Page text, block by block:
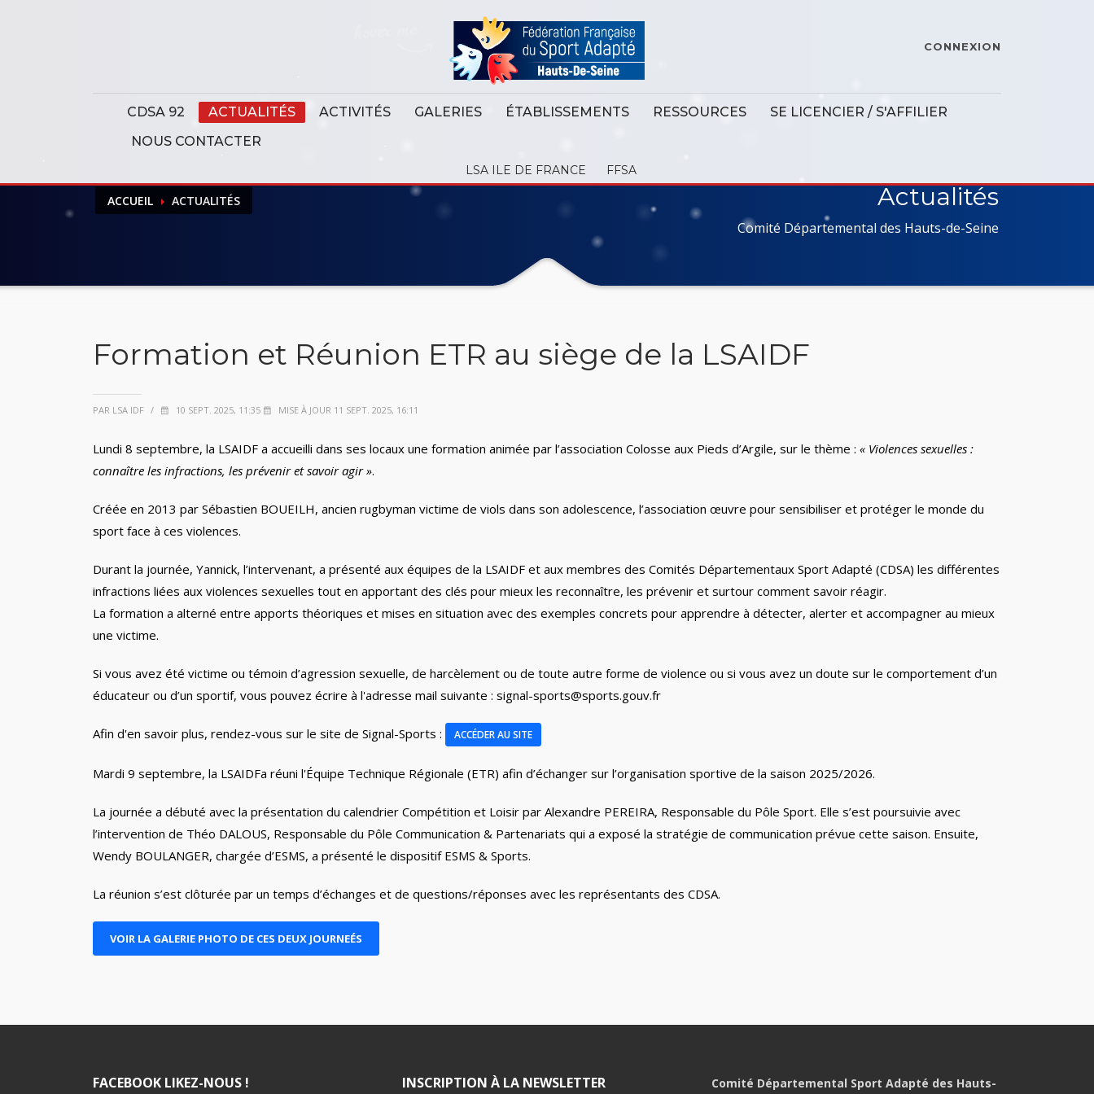
CONNEXION
CDSA 92 ACTUALITÉS ACTIVITÉS GALERIES ÉTABLISSEMENTS RESSOURCES
SE LICENCIER / S'AFFILIER
NOUS CONTACTER
LSA ILE DE FRANCE FFSA
ACCUEIL ACTUALITÉS Actualités
Comité Départemental des Hauts-de-Seine
Formation et Réunion ETR au siège de la LSAIDF
PAR LSA IDF / 10 SEPT. 2025, 11:35 MISE À JOUR 11 SEPT. 2025, 16:11
Lundi 8 septembre, la LSAIDF a accueilli dans ses locaux une formation animée par l’association Colosse aux Pieds d’Argile, sur le thème : « Violences sexuelles :
connaître les infractions, les prévenir et savoir agir ».
Créée en 2013 par Sébastien BOUEILH, ancien rugbyman victime de viols dans son adolescence, l’association œuvre pour sensibiliser et protéger le monde du
sport face à ces violences.
Durant la journée, Yannick, l’intervenant, a présenté aux équipes de la LSAIDF et aux membres des Comités Départementaux Sport Adapté (CDSA) les différentes
infractions liées aux violences sexuelles tout en apportant des clés pour mieux les reconnaître, les prévenir et surtour comment savoir réagir.
La formation a alterné entre apports théoriques et mises en situation avec des exemples concrets pour apprendre à détecter, alerter et accompagner au mieux
une victime.
Si vous avez été victime ou témoin d’agression sexuelle, de harcèlement ou de toute autre forme de violence ou si vous avez un doute sur le comportement d’un
éducateur ou d’un sportif, vous pouvez écrire à l'adresse mail suivante : signal-sports@sports.gouv.fr
Afin d'en savoir plus, rendez-vous sur le site de Signal-Sports : ACCÉDER AU SITE
Mardi 9 septembre, la LSAIDFa réuni l'Équipe Technique Régionale (ETR) afin d’échanger sur l’organisation sportive de la saison 2025/2026.
La journée a débuté avec la présentation du calendrier Compétition et Loisir par Alexandre PEREIRA, Responsable du Pôle Sport. Elle s’est poursuivie avec
l’intervention de Théo DALOUS, Responsable du Pôle Communication & Partenariats qui a exposé la stratégie de communication prévue cette saison. Ensuite,
Wendy BOULANGER, chargée d’ESMS, a présenté le dispositif ESMS & Sports.
La réunion s’est clôturée par un temps d’échanges et de questions/réponses avec les représentants des CDSA.
VOIR LA GALERIE PHOTO DE CES DEUX JOURNEÉS
FACEBOOK LIKEZ-NOUS ! INSCRIPTION À LA NEWSLETTER Comité Départemental Sport Adapté des Hauts-